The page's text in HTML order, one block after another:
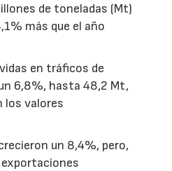
de toneladas (Mt)
más que el año
en tráficos de
6,8%, hasta 48,2 Mt,
los valores
un 8,4%, pero,